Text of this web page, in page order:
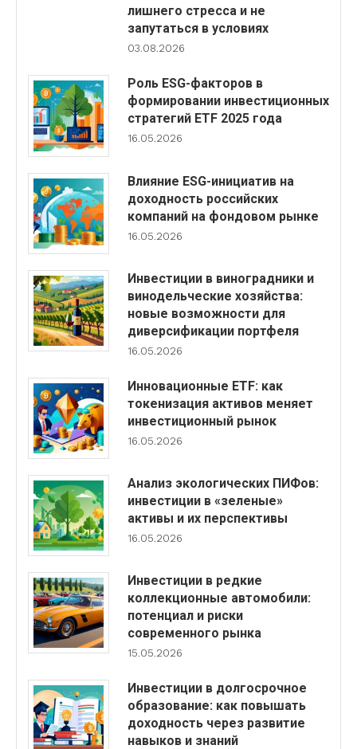
лишнего стресса и не
запутаться в условиях
03.08.2026
Роль ESG-факторов в
формировании инвестиционных
стратегий ETF 2025 года
16.05.2026
Влияние ESG-инициатив на
доходность российских
компаний на фондовом рынке
16.05.2026
Инвестиции в виноградники и
винодельческие хозяйства:
новые возможности для
диверсификации портфеля
16.05.2026
Инновационные ETF: как
токенизация активов меняет
инвестиционный рынок
16.05.2026
Анализ экологических ПИФов:
инвестиции в «зеленые»
активы и их перспективы
16.05.2026
Инвестиции в редкие
коллекционные автомобили:
потенциал и риски
современного рынка
15.05.2026
Инвестиции в долгосрочное
образование: как повышать
доходность через развитие
навыков и знаний